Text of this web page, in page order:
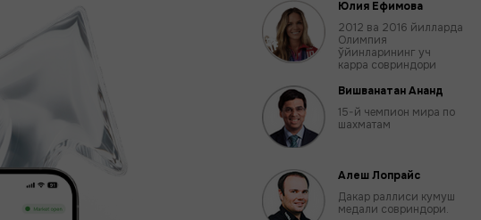
Юлия Ефимова
2012 ва 2016 йилларда
Олимпия
ўйинларининг уч
карра совриндори
Вишванатан Ананд
15-й чемпион мира по
шахматам
Алеш Лопрайс
Дакар раллиси кумуш
медали совриндори.